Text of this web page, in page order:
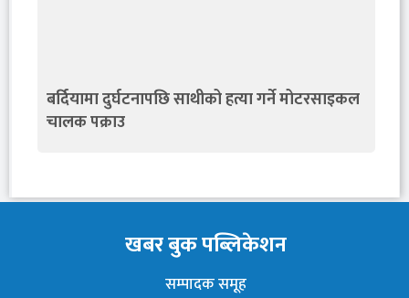
बर्दियामा दुर्घटनापछि साथीको हत्या गर्ने मोटरसाइकल
चालक पक्राउ
खबर बुक पब्लिकेशन
सम्पादक समूह